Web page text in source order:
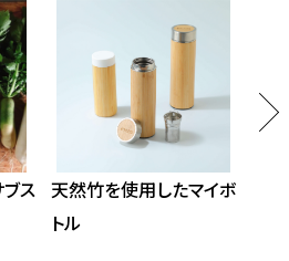
ス 天然竹を使用したマイボ
トル